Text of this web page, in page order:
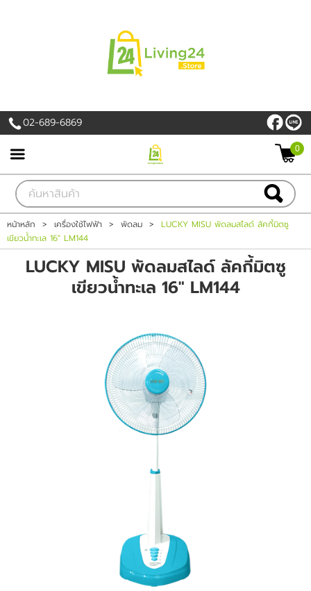
สมัครสมาชิก
สินค้าที่สนใจ( 0 )
PROMOTION
สินค้า
แบรนด์
เครื่องใช้ไฟฟ้า
02-689-6869
0
หน้าหลัก > เครื่องใช้ไฟฟ้า > พัดลม >
LUCKY MISU พัดลมสไลด์ ลัคกี้มิตซู
เขียวน้ำทะเล 16" LM144
LUCKY MISU พัดลมสไลด์ ลัคกี้มิตซู
เขียวน้ำทะเล 16" LM144